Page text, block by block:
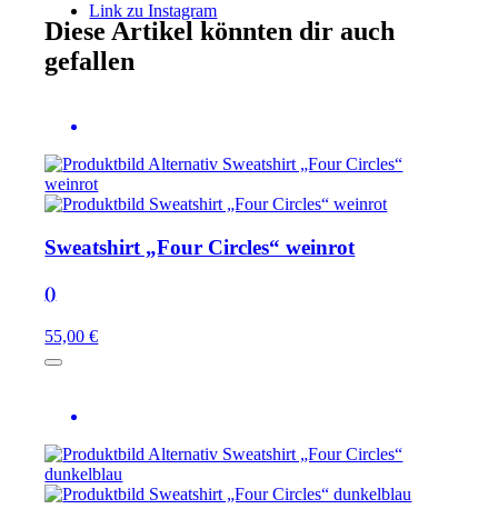
Link zu Instagram
Diese Artikel könnten dir auch
gefallen
Sweatshirt „Four Circles“ weinrot
()
55,00 €